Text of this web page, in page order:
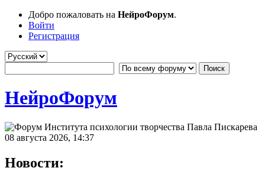
Добро пожаловать на НейроФорум.
Войти
Регистрация
НейроФорум
08 августа 2026, 14:37
Новости: